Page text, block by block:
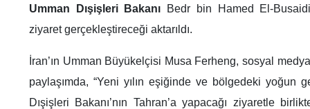
Umman Dışişleri Bakanı Bedr bin Hamed El-
ziyaret gerçekleştireceği aktarıldı.
İran’ın Umman Büyükelçisi Musa Ferheng, sosyal
paylaşımda, “Yeni yılın eşiğinde ve bölgedeki yoğun
Dışişleri Bakanı’nın Tahran’a yapacağı ziyaretle